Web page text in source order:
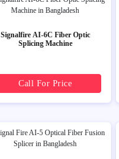
Signalfire AI-6C Fiber Optic
Splicing Machine
Call For Price